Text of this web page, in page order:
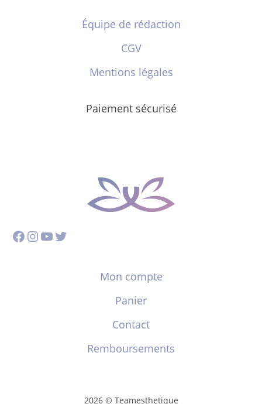
Équipe de rédaction
CGV
Mentions légales
Paiement sécurisé
Facebook
Instagram
YouTube
Twitter
Mon compte
Panier
Contact
Remboursements
2026 © Teamesthetique